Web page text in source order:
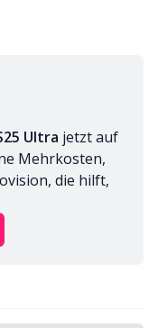
Ultra jetzt auf
Mehrkosten,
die hilft,